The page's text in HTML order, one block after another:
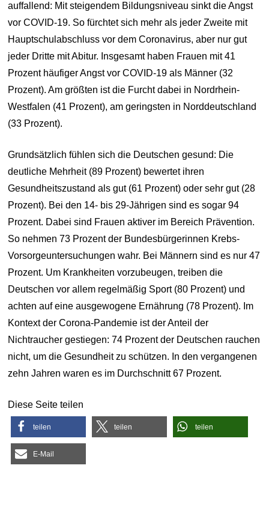
auffallend: Mit steigendem Bildungsniveau sinkt die Angst
vor COVID-19. So fürchtet sich mehr als jeder Zweite mit
Hauptschulabschluss vor dem Coronavirus, aber nur gut
jeder Dritte mit Abitur. Insgesamt haben Frauen mit 41
Prozent häufiger Angst vor COVID-19 als Männer (32
Prozent). Am größten ist die Furcht dabei in Nordrhein-
Westfalen (41 Prozent), am geringsten in Norddeutschland
(33 Prozent).
Grundsätzlich fühlen sich die Deutschen gesund: Die
deutliche Mehrheit (89 Prozent) bewertet ihren
Gesundheitszustand als gut (61 Prozent) oder sehr gut (28
Prozent). Bei den 14- bis 29-Jährigen sind es sogar 94
Prozent. Dabei sind Frauen aktiver im Bereich Prävention.
So nehmen 73 Prozent der Bundesbürgerinnen Krebs-
Vorsorgeuntersuchungen wahr. Bei Männern sind es nur 47
Prozent. Um Krankheiten vorzubeugen, treiben die
Deutschen vor allem regelmäßig Sport (80 Prozent) und
achten auf eine ausgewogene Ernährung (78 Prozent). Im
Kontext der Corona-Pandemie ist der Anteil der
Nichtraucher gestiegen: 74 Prozent der Deutschen rauchen
nicht, um die Gesundheit zu schützen. In den vergangenen
zehn Jahren waren es im Durchschnitt 67 Prozent.
Diese Seite teilen
teilen teilen teilen
E-Mail